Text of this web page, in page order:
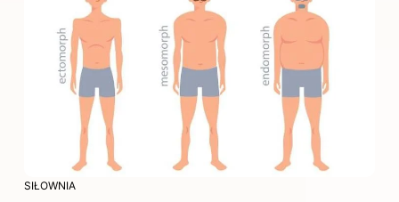
SIŁOWNIA